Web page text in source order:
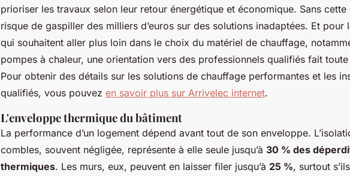
prioriser les travaux selon leur retour énergétique et économique. Sans cette
risque de gaspiller des milliers d’euros sur des solutions inadaptées. Et pour
qui souhaitent aller plus loin dans le choix du matériel de chauffage,
pompes à chaleur, une orientation vers des professionnels qualifiés fait
Pour obtenir des détails sur les solutions de chauffage performantes et les
qualifiés, vous pouvez en savoir plus sur Arrivelec internet.
L'enveloppe thermique du bâtiment
La performance d’un logement dépend avant tout de son enveloppe.
combles, souvent négligée, représente à elle seule jusqu’à 30 % des
thermiques. Les murs, eux, peuvent en laisser filer jusqu’à 25 %, surtout